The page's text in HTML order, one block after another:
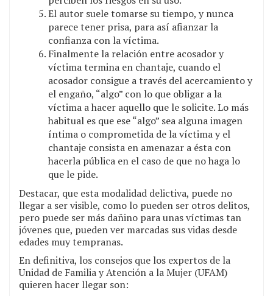
El autor suele tomarse su tiempo, y nunca
parece tener prisa, para así afianzar la
confianza con la víctima.
Finalmente la relación entre acosador y
víctima termina en chantaje, cuando el
acosador consigue a través del acercamiento y
el engaño, “algo” con lo que obligar a la
víctima a hacer aquello que le solicite. Lo más
habitual es que ese “algo” sea alguna imagen
íntima o comprometida de la víctima y el
chantaje consista en amenazar a ésta con
hacerla pública en el caso de que no haga lo
que le pide.
Destacar, que esta modalidad delictiva, puede no
llegar a ser visible, como lo pueden ser otros delitos,
pero puede ser más dañino para unas víctimas tan
jóvenes que, pueden ver marcadas sus vidas desde
edades muy tempranas.
En definitiva, los consejos que los expertos de la
Unidad de Familia y Atención a la Mujer (UFAM)
quieren hacer llegar son: